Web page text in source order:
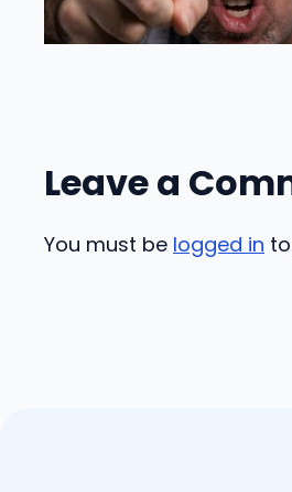
Leave a
You must be logged in